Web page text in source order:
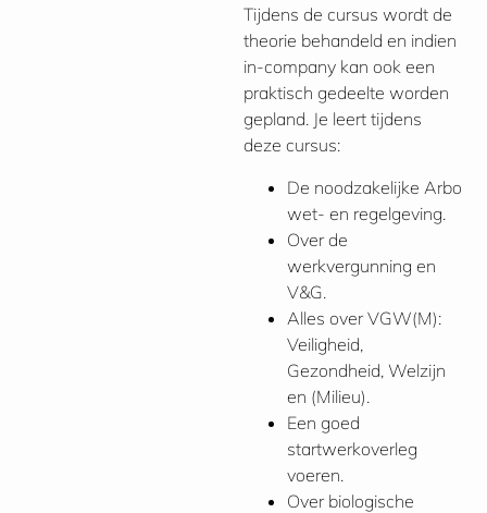
Tijdens de cursus wordt de
theorie behandeld en indien
in-company kan ook een
praktisch gedeelte worden
gepland. Je leert tijdens
deze cursus:
De noodzakelijke Arbo
wet- en regelgeving.
Over de
werkvergunning en
V&G.
Alles over VGW(M):
Veiligheid,
Gezondheid, Welzijn
en (Milieu).
Een goed
startwerkoverleg
voeren.
Over biologische